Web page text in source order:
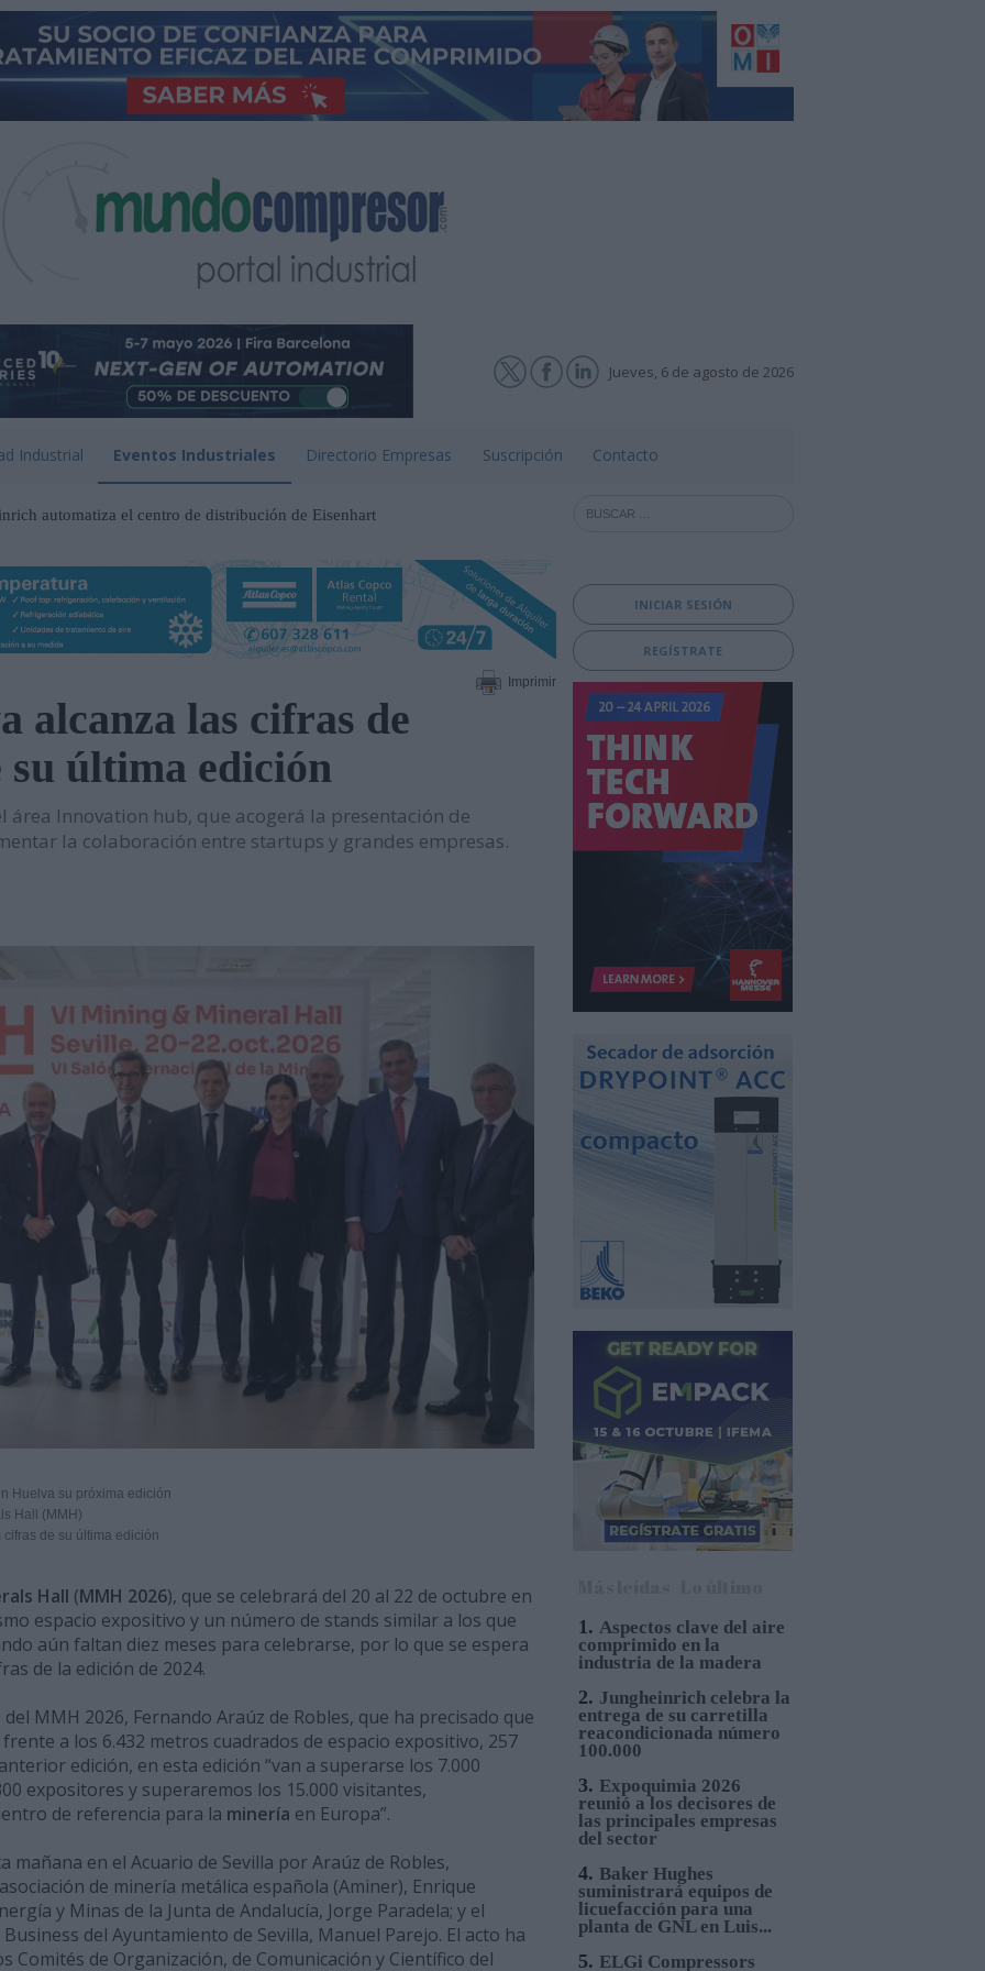
Jueves, 6 de agosto de 2026
Industrial Eventos Industriales Directorio Empresas Suscripción Contacto
automatiza el centro de distribución de Eisenhart
Frimley Park en Inglaterra
un entorno estratégico para impulsar inversiones y
en EP Equipment
en el Metro de Santiago de Chile
al servicio del mantenimiento industrial
serie de tablets industriales Tab-IND
de la depuradora de Cajamarca en Perú
de una veintena de países de los cinco continentes
para reducir averías y costes
de 6 ejes Motoman GP215L
Nils Blanchard para acelerar el crecimiento sostenible en
multiplicar inventario, urgencias ni costes ocultos
de hidrógeno a alta presión a los países nórdicos
a la industria en su transformación digital
del nuevo Hospital de Mandurah (Australia)
Imprimir
alcanza las cifras de
última edición
área Innovation hub, que acogerá la presentación de
la colaboración entre startups y grandes empresas.
Huelva su próxima edición
Hall (MMH)
de su última edición
Hall (MMH 2026), que se celebrará del 20 al 22 de octubre en
espacio expositivo y un número de stands similar a los que
aún faltan diez meses para celebrarse, por lo que se espera
de la edición de 2024.
MMH 2026, Fernando Araúz de Robles, que ha precisado que
a los 6.432 metros cuadrados de espacio expositivo, 257
edición, en esta edición “van a superarse los 7.000
expositores y superaremos los 15.000 visitantes,
de referencia para la minería en Europa”.
mañana en el Acuario de Sevilla por Araúz de Robles,
de minería metálica española (Aminer), Enrique
y Minas de la Junta de Andalucía, Jorge Paradela; y el
del Ayuntamiento de Sevilla, Manuel Parejo. El acto ha
Comités de Organización, de Comunicación y Científico del
INICIAR SESIÓN
REGÍSTRATE
1. Aspectos clave del aire
comprimido en la
industria de la madera
2. Jungheinrich celebra la
entrega de su carretilla
reacondicionada número
100.000
3. Expoquimia 2026
reunió a los decisores de
las principales empresas
del sector
4. Baker Hughes
suministrará equipos de
licuefacción para una
planta de GNL en Luis...
5. ELGi Compressors